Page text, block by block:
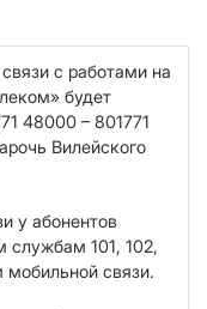
связи с работами на
будет
48000 – 801771
Вилейского
у абонентов
службам 101, 102,
мобильной связи.